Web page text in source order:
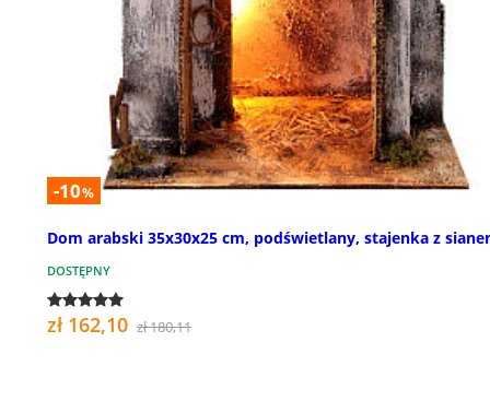
-10%
Dom arabski 35x30x25 cm, podświetlany, stajenka z
DOSTĘPNY
zł 162,10 zł 180,11